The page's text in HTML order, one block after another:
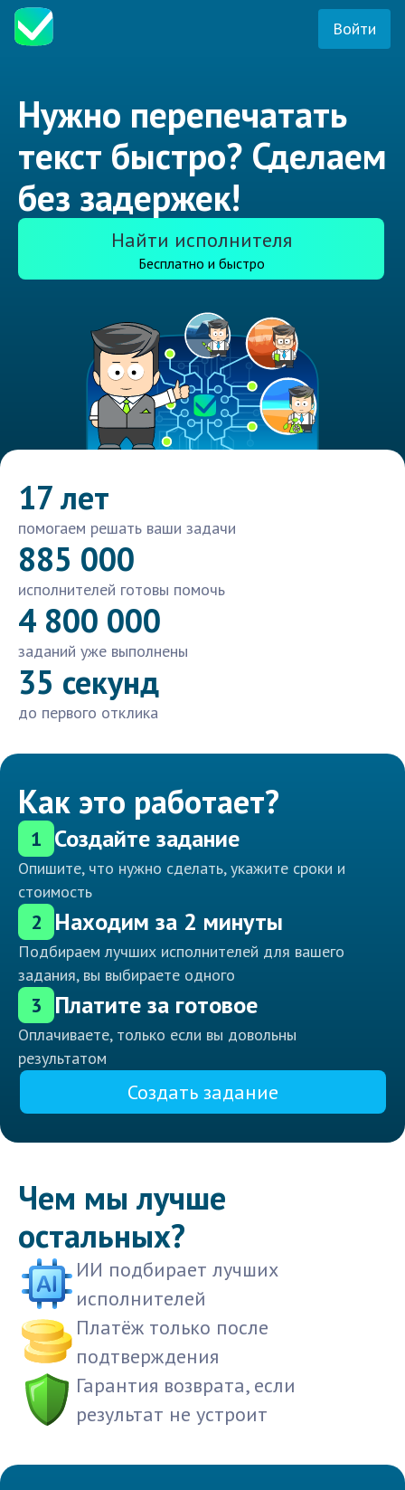
Войти
Нужно перепечатать
текст быстро? Сделаем
без задержек!
Найти исполнителя
Бесплатно и быстро
17 лет
помогаем решать ваши задачи
885 000
исполнителей готовы помочь
4 800 000
заданий уже выполнены
35 секунд
до первого отклика
Как это работает?
1 Создайте задание
Опишите, что нужно сделать, укажите сроки и
стоимость
2 Находим за 2 минуты
Подбираем лучших исполнителей для вашего
задания, вы выбираете одного
3 Платите за готовое
Оплачиваете, только если вы довольны
результатом
Создать задание
Чем мы лучше
остальных?
ИИ подбирает лучших
исполнителей
Платёж только после
подтверждения
Гарантия возврата, если
результат не устроит